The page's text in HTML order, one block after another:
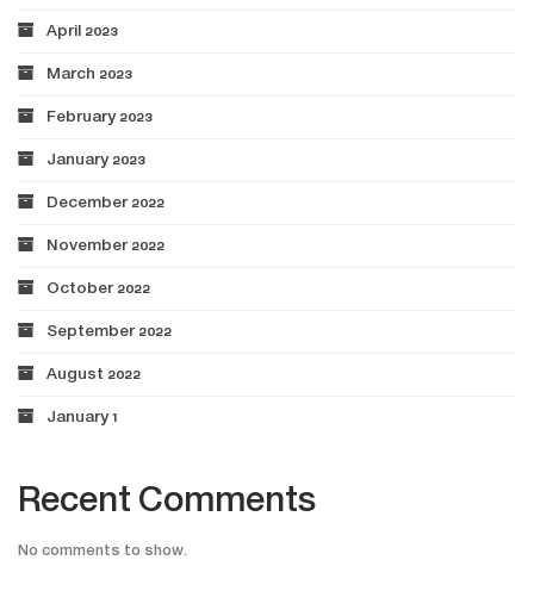
April 2023
March 2023
February 2023
January 2023
December 2022
November 2022
October 2022
September 2022
August 2022
January 1
Recent Comments
No comments to show.